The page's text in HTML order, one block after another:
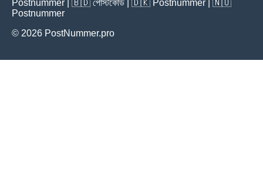
Postnummer | 🇧🇩 পোস্টকোড | 🇩🇰 Postnummer | 🇳🇴
Postnummer
© 2026 PostNummer.pro